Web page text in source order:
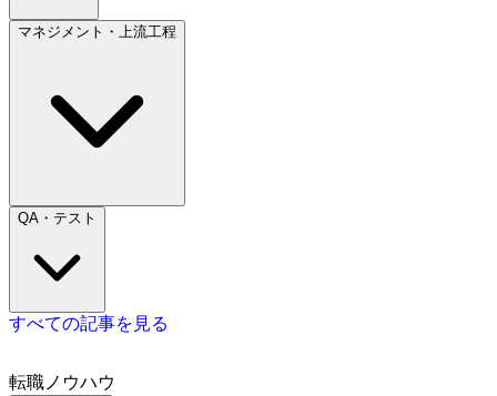
マネジメント・上流工程
QA・テスト
すべての記事を見る
転職ノウハウ